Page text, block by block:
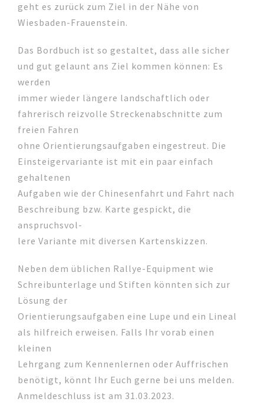
geht es zurück zum Ziel in der Nähe von
Wiesbaden-Frauenstein.
Das Bordbuch ist so gestaltet, dass alle sicher
und gut gelaunt ans Ziel kommen können: Es
werden
immer wieder längere landschaftlich oder
fahrerisch reizvolle Streckenabschnitte zum
freien Fahren
ohne Orientierungsaufgaben eingestreut. Die
Einsteigervariante ist mit ein paar einfach
gehaltenen
Aufgaben wie der Chinesenfahrt und Fahrt nach
Beschreibung bzw. Karte gespickt, die
anspruchsvol-
lere Variante mit diversen Kartenskizzen.
Neben dem üblichen Rallye-Equipment wie
Schreibunterlage und Stiften könnten sich zur
Lösung der
Orientierungsaufgaben eine Lupe und ein Lineal
als hilfreich erweisen. Falls Ihr vorab einen
kleinen
Lehrgang zum Kennenlernen oder Auffrischen
benötigt, könnt Ihr Euch gerne bei uns melden.
Anmeldeschluss ist am 31.03.2023.